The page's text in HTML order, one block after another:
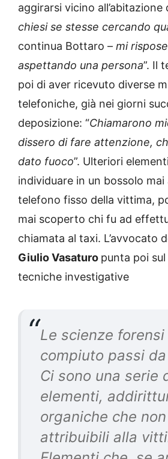
aggirarsi vicino all’abitazione
chiesi se stesse cercando
continua Bottaro – mi
aspettando una persona”. Il
poi di aver ricevuto diverse
telefoniche, già nei giorni
deposizione: “Chiamarono
dissero di fare attenzione,
dato fuoco”. Ulteriori
individuare in un bossolo
telefono fisso della vittima,
mai scoperto chi fu ad
chiamata al taxi. L’avvocato
Giulio Vasaturo punta poi
tecniche investigative
Le scienze forensi
compiuto passi
Ci sono una serie
elementi,
organiche che
attribuibili alla